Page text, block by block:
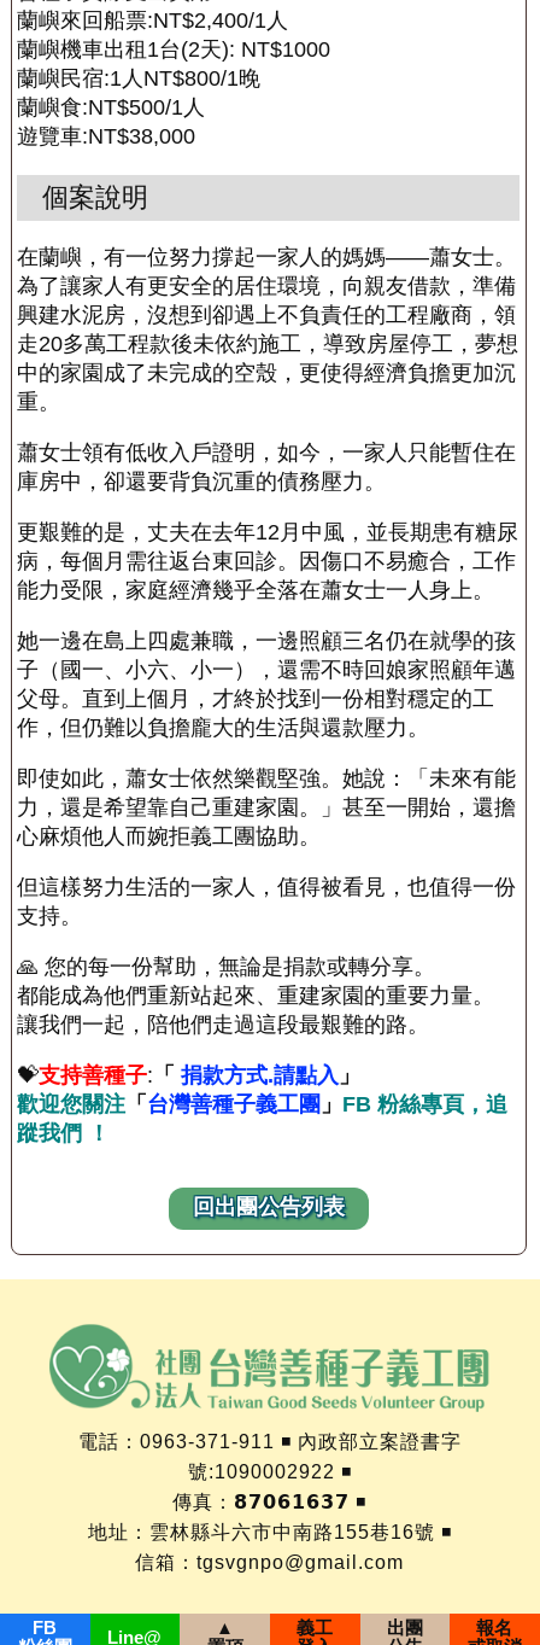
蘭嶼來回船票:NT$2,400/1人
蘭嶼機車出租1台(2天): NT$1000
蘭嶼民宿:1人NT$800/1晚
蘭嶼食:NT$500/1人
遊覽車:NT$38,000
個案說明
在蘭嶼，有一位努力撐起一家人的媽媽——蕭女士。
為了讓家人有更安全的居住環境，向親友借款，準備
興建水泥房，沒想到卻遇上不負責任的工程廠商，領
走20多萬工程款後未依約施工，導致房屋停工，夢想
中的家園成了未完成的空殼，更使得經濟負擔更加沉
重。
蕭女士領有低收入戶證明，如今，一家人只能暫住在
庫房中，卻還要背負沉重的債務壓力。
更艱難的是，丈夫在去年12月中風，並長期患有糖尿
病，每個月需往返台東回診。因傷口不易癒合，工作
能力受限，家庭經濟幾乎全落在蕭女士一人身上。
她一邊在島上四處兼職，一邊照顧三名仍在就學的孩
子（國一、小六、小一），還需不時回娘家照顧年邁
父母。直到上個月，才終於找到一份相對穩定的工
作，但仍難以負擔龐大的生活與還款壓力。
即使如此，蕭女士依然樂觀堅強。她說：「未來有能
力，還是希望靠自己重建家園。」甚至一開始，還擔
心麻煩他人而婉拒義工團協助。
但這樣努力生活的一家人，值得被看見，也值得一份
支持。
🙏 您的每一份幫助，無論是捐款或轉分享。
都能成為他們重新站起來、重建家園的重要力量。
讓我們一起，陪他們走過這段最艱難的路。
💝支持善種子: 「 捐款方式.請點入 」
歡迎您關注 「 台灣善種子義工團 」 FB 粉絲專頁，追
蹤我們 ！
回出團公告列表
電話：0963-371-911 ◾ 內政部立案證書字
號:1090002922 ◾
傳真：𝟴𝟳𝟬𝟲𝟭𝟲𝟯𝟳 ◾
地址：雲林縣斗六市中南路155巷16號 ◾
信箱：tgsvgnpo@gmail.com
FB
Line@
▲
義工
出團
報名